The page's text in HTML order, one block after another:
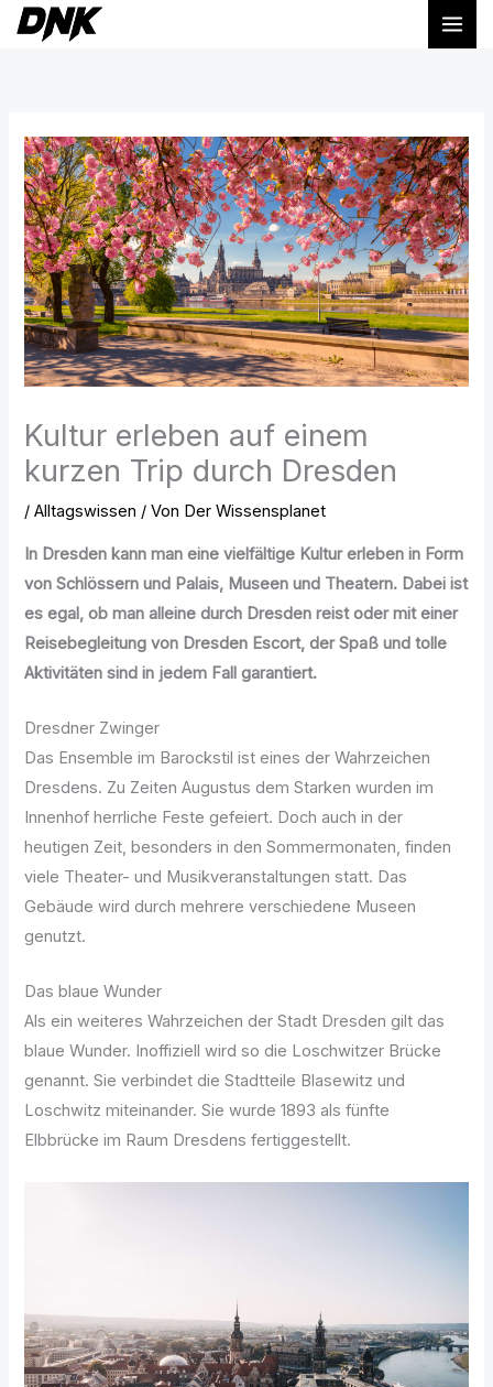
Zum
Kultur erleben auf einem
kurzen Trip durch Dresden
/Alltagswissen / Von Der Wissensplanet
In Dresden kann man eine vielfältige Kultur erleben in Form
von Schlössern und Palais, Museen und Theatern. Dabei ist
es egal, ob man alleine durch Dresden reist oder mit einer
Reisebegleitung von Dresden Escort, der Spaß und tolle
Aktivitäten sind in jedem Fall garantiert.
Dresdner Zwinger
Das Ensemble im Barockstil ist eines der Wahrzeichen
Dresdens. Zu Zeiten Augustus dem Starken wurden im
Innenhof herrliche Feste gefeiert. Doch auch in der
heutigen Zeit, besonders in den Sommermonaten, finden
viele Theater- und Musikveranstaltungen statt. Das
Gebäude wird durch mehrere verschiedene Museen
genutzt.
Das blaue Wunder
Als ein weiteres Wahrzeichen der Stadt Dresden gilt das
blaue Wunder. Inoffiziell wird so die Loschwitzer Brücke
genannt. Sie verbindet die Stadtteile Blasewitz und
Loschwitz miteinander. Sie wurde 1893 als fünfte
Elbbrücke im Raum Dresdens fertiggestellt.